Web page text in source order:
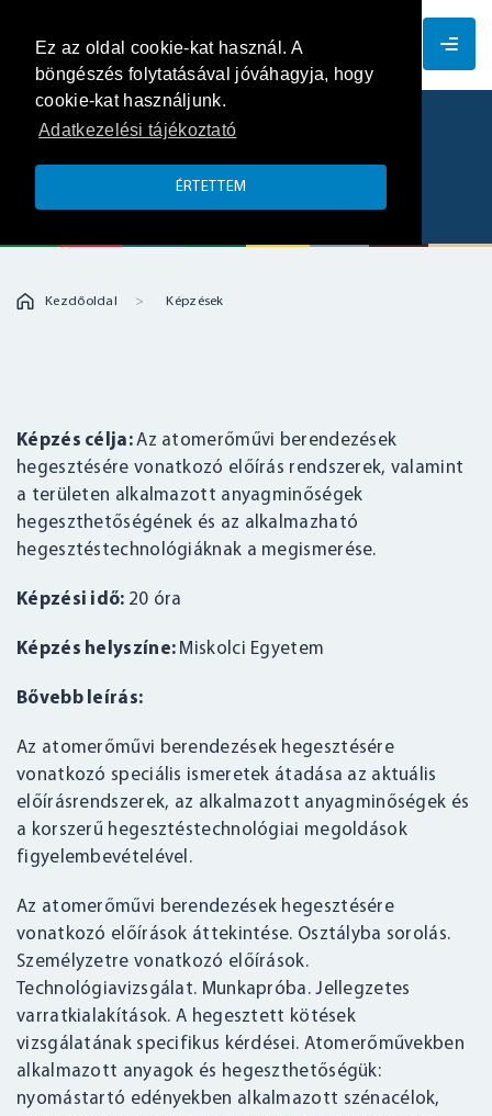
Ez az oldal cookie-kat használ. A
böngészés folytatásával jóváhagyja, hogy
cookie-kat használjunk.
Adatkezelési tájékoztató
ÉRTETTEM
Kezdőoldal Képzések
Képzés célja:Az atomerőművi berendezések
hegesztésére vonatkozó előírás rendszerek, valamint
a területen alkalmazott anyagminőségek
hegeszthetőségének és az alkalmazható
hegesztéstechnológiáknak a megismerése.
Képzési idő: 20 óra
Képzés helyszíne: Miskolci Egyetem
Bővebb leírás:
Az atomerőművi berendezések hegesztésére
vonatkozó speciális ismeretek átadása az aktuális
előírásrendszerek, az alkalmazott anyagminőségek és
a korszerű hegesztéstechnológiai megoldások
figyelembevételével.
Az atomerőművi berendezések hegesztésére
vonatkozó előírások áttekintése. Osztályba sorolás.
Személyzetre vonatkozó előírások.
Technológiavizsgálat. Munkapróba. Jellegzetes
varratkialakítások. A hegesztett kötések
vizsgálatának specifikus kérdései. Atomerőművekben
alkalmazott anyagok és hegeszthetőségük:
nyomástartó edényekben alkalmazott szénacélok,